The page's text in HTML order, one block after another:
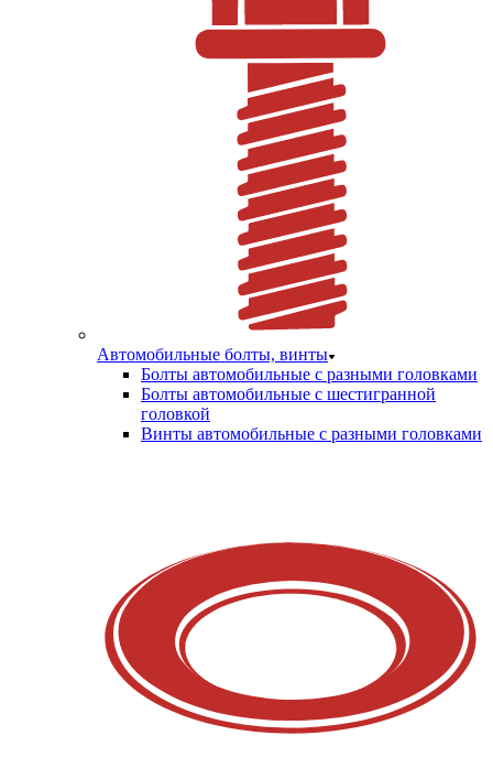
Автомобильные болты, винты
Болты автомобильные с разными головками
Болты автомобильные с шестигранной
головкой
Винты автомобильные с разными головками